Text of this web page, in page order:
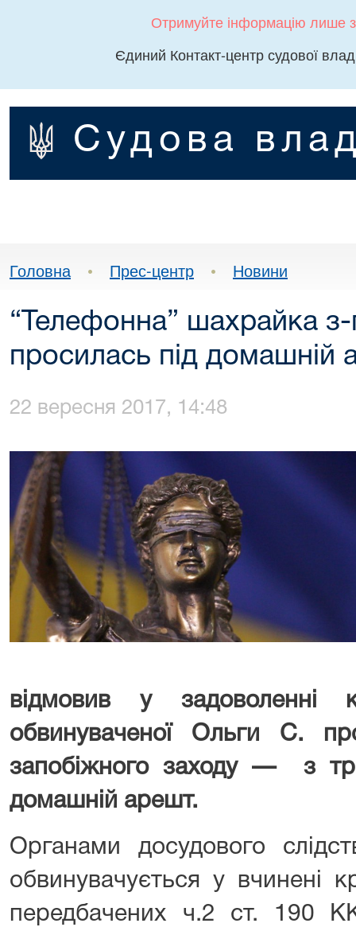
Отримуйте інформацію лише
Єдиний Контакт-центр судової
Судова
Головна • Прес-центр • Новини
“Телефонна” шахрайка з-
просилась під домашній
22 вересня 2017, 14:48
відмовив у задоволенні
обвинуваченої Ольги С.
запобіжного заходу — з
домашній арешт.
Органами досудового
обвинувачується у вчинені
передбачених ч.2 ст. 190